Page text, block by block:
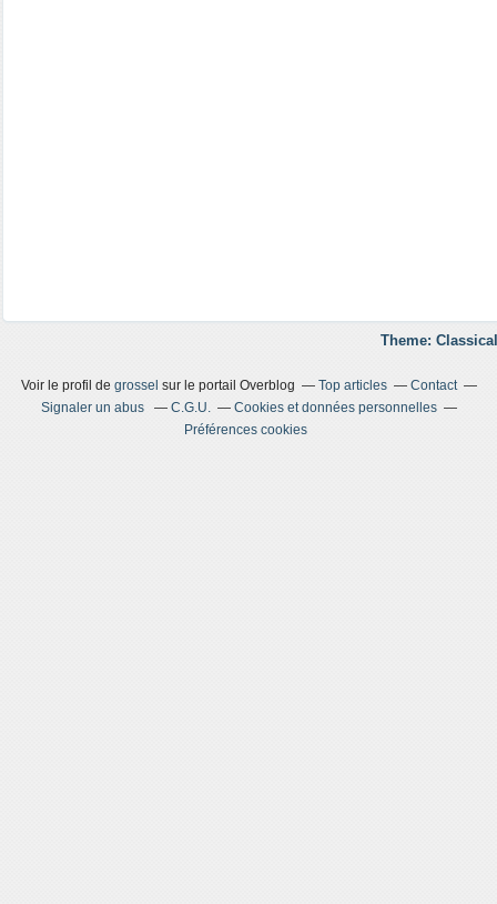
Theme:
Voir le profil de grossel sur le portail Overblog Top articles
Contact
Signaler un abus
C.G.U.
Cookies et données personnelles
Préférences cookies